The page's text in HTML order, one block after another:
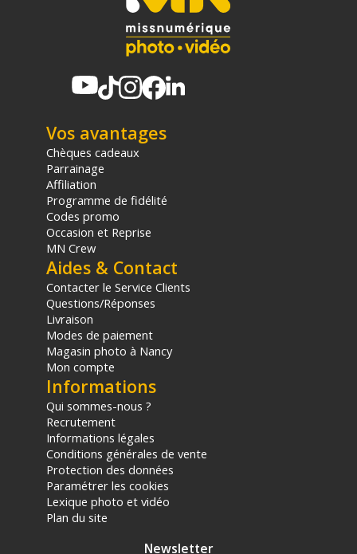
Vos avantages
Chèques cadeaux
Parrainage
Affiliation
Programme de fidélité
Codes promo
Occasion et Reprise
MN Crew
Aides & Contact
Contacter le Service Clients
Questions/Réponses
Livraison
Modes de paiement
Magasin photo à Nancy
Mon compte
Informations
Qui sommes-nous ?
Recrutement
Informations légales
Conditions générales de vente
Protection des données
Paramétrer les cookies
Lexique photo et vidéo
Plan du site
Newsletter